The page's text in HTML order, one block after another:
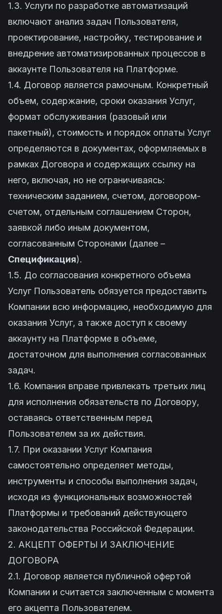
1.3. Услуги по разработке автоматизаций
включают анализ задач Пользователя,
проектирование, настройку, тестирование и
внедрение автоматизированных процессов в
аккаунте Пользователя на Платформе.
1.4. Договор является рамочным. Конкретный
объем, содержание, сроки оказания Услуг,
формат обслуживания (разовый или
пакетный), стоимость и порядок оплаты Услуг
определяются в документах, оформляемых в
рамках Договора и содержащих ссылку на
него, включая, но не ограничиваясь:
техническим заданием, счетом, договором-
счетом, отдельным соглашением Сторон,
заявкой либо иным документом,
согласованным Сторонами (далее –
Спецификация).
1.5. До согласования конкретного объема
Услуг Пользователь обязуется предоставить
Компании всю информацию, необходимую для
оказания Услуг, а также доступ к своему
аккаунту на Платформе в объеме,
достаточном для выполнения согласованных
задач.
1.6. Компания вправе привлекать третьих лиц
для исполнения обязательств по Договору,
оставаясь ответственным перед
Пользователем за их действия.
1.7. При оказании Услуг Компания
самостоятельно определяет методы,
инструменты и способы выполнения задач,
исходя из функциональных возможностей
Платформы и требований действующего
законодательства Российской Федерации.
2. АКЦЕПТ ОФЕРТЫ И ЗАКЛЮЧЕНИЕ
ДОГОВОРА
2.1. Договор является публичной офертой
Компании и считается заключенным с момента
его акцепта Пользователем.